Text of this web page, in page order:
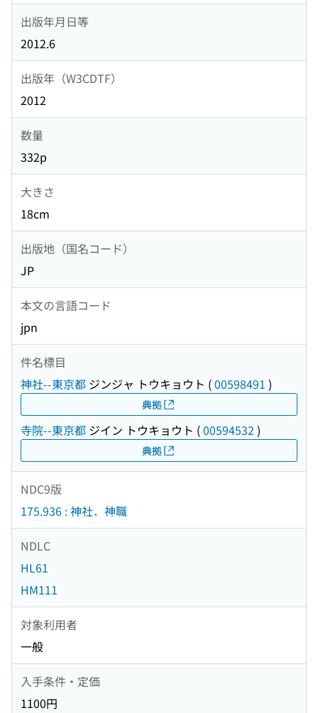
出版年月日等
2012.6
出版年（W3CDTF）
2012
数量
332p
大きさ
18cm
出版地（国名コード）
JP
本文の言語コード
jpn
件名標目
神社--東京都 ジンジャ トウキョウト (00598491 )
典拠
寺院--東京都 ジイン トウキョウト (00594532 )
典拠
NDC9版
175.936 : 神社．神職
NDLC
HL61
HM111
対象利用者
一般
入手条件・定価
1100円